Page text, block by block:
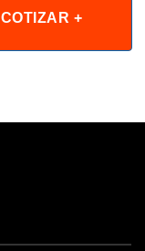
COTIZAR +